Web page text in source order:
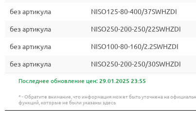
без артикула NISO125-80-400/37SWHZDI
без артикула NISO250-200-250/22SWHZDI
без артикула NISO100-80-160/2.2SWHZDI
без артикула NISO250-200-250/30SWHZDI
Последнее обновление цен: 29.01.2025 23:55
* - Обратите внимание, что информация может быть уточнена на
функций, которые не были указаны здесь